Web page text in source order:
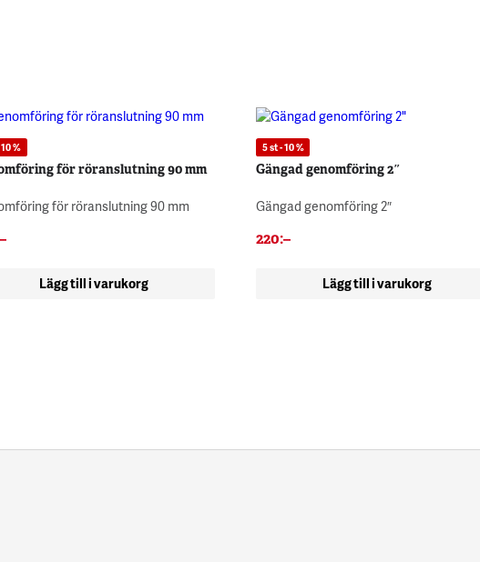
%
för röranslutning 90 mm
för röranslutning 90 mm
Lägg till i varukorg
5 st - 10 %
Gängad genomföring 2″
Gängad genomföring 2″
220:–
Lägg till i varukorg